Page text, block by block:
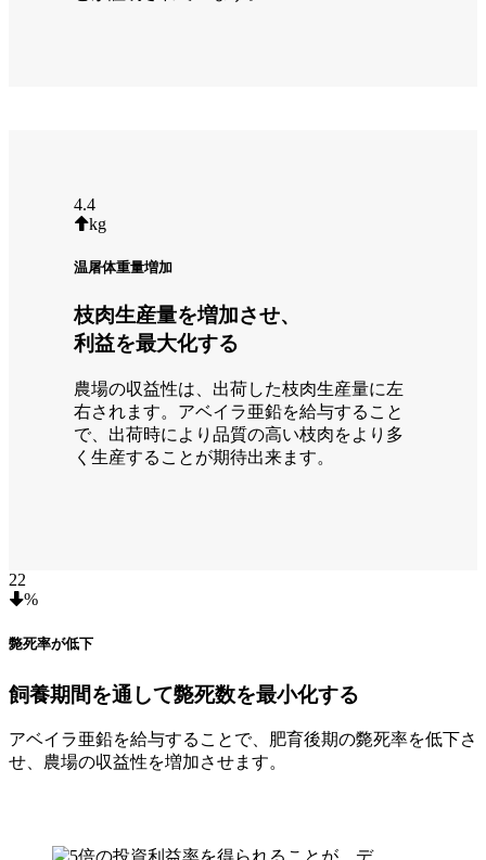
4.4
kg
温屠体重量増加
枝肉生産量を増加させ、
利益を最大化する
農場の収益性は、出荷した枝肉生産量に左
右されます。アベイラ亜鉛を給与すること
で、出荷時により品質の高い枝肉をより多
く生産することが期待出来ます。
22
%
斃死率が低下
飼養期間を通して斃死数を最小化する
アベイラ亜鉛を給与することで、肥育後期の斃死率を低下さ
せ、農場の収益性を増加させます。